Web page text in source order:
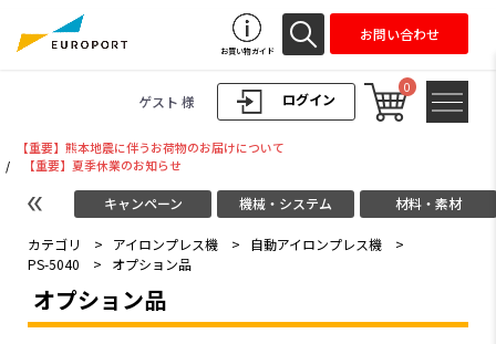
ログイン
ゲスト 様
0
お買い物ガイド
お問い合わせ
【重要】熊本地震に伴うお荷物のお届けについて
/
【重要】夏季休業のお知らせ
キャンペーン 機械・システム 材料・素材
カテゴリ > アイロンプレス機 > 自動アイロンプレス機
>
PS-5040
> オプション品
オプション品